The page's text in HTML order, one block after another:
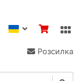
Розсилка